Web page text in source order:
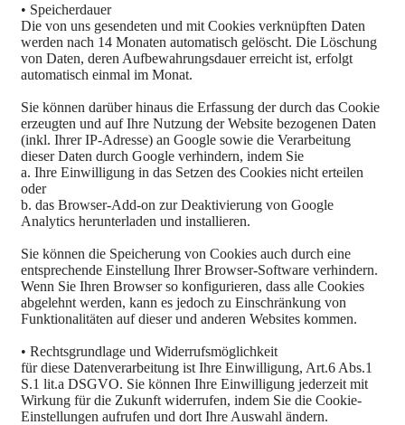
• Speicherdauer
Die von uns gesendeten und mit Cookies verknüpften Daten
werden nach 14 Monaten automatisch gelöscht. Die Löschung
von Daten, deren Aufbewahrungsdauer erreicht ist, erfolgt
automatisch einmal im Monat.
Sie können darüber hinaus die Erfassung der durch das Cookie
erzeugten und auf Ihre Nutzung der Website bezogenen Daten
(inkl. Ihrer IP-Adresse) an Google sowie die Verarbeitung
dieser Daten durch Google verhindern, indem Sie
a. Ihre Einwilligung in das Setzen des Cookies nicht erteilen
oder
b. das Browser-Add-on zur Deaktivierung von Google
Analytics herunterladen und installieren.
Sie können die Speicherung von Cookies auch durch eine
entsprechende Einstellung Ihrer Browser-Software verhindern.
Wenn Sie Ihren Browser so konfigurieren, dass alle Cookies
abgelehnt werden, kann es jedoch zu Einschränkung von
Funktionalitäten auf dieser und anderen Websites kommen.
• Rechtsgrundlage und Widerrufsmöglichkeit
für diese Datenverarbeitung ist Ihre Einwilligung, Art.6 Abs.1
S.1 lit.a DSGVO. Sie können Ihre Einwilligung jederzeit mit
Wirkung für die Zukunft widerrufen, indem Sie die Cookie-
Einstellungen aufrufen und dort Ihre Auswahl ändern.